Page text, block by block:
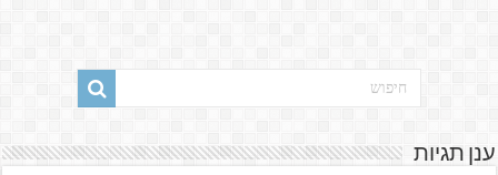
ענן תגיות